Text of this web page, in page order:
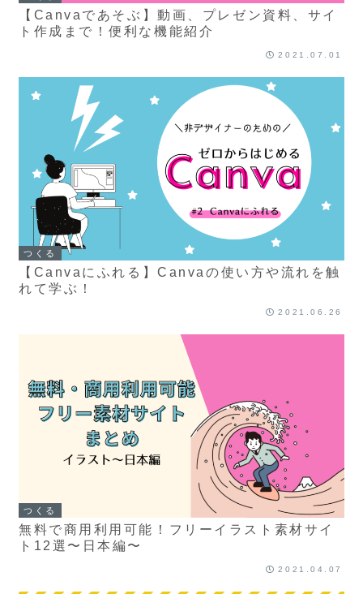
【Canvaであそぶ】動画、プレゼン資料、サイ
ト作成まで！便利な機能紹介
2021.07.01
つくる
【Canvaにふれる】Canvaの使い方や流れを触
れて学ぶ！
2021.06.26
つくる
無料で商用利用可能！フリーイラスト素材サイ
ト12選〜日本編〜
2021.04.07